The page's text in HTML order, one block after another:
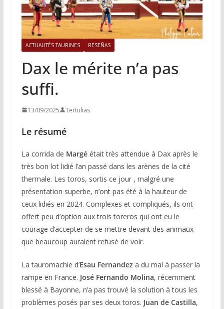
ACTUALITÉS TAURINES RESEÑAS
Dax le mérite n’a pas
suffi.
13/09/2025 Tertulias
Le résumé
La corrida de Margéétait très attendue à Dax après le
très bon lot lidié l’an passé dans les arènes de la cité
thermale. Les toros, sortis ce jour , malgré une
présentation superbe, n’ont pas été à la hauteur de
ceux lidiés en 2024. Complexes et compliqués, ils ont
offert peu d’option aux trois toreros qui ont eu le
courage d’accepter de se mettre devant des animaux
que beaucoup auraient refusé de voir.
La tauromachie d’Esau Fernandez a du mal à passer la
rampe en France. José Fernando Molina, récemment
blessé à Bayonne, n’a pas trouvé la solution à tous les
problèmes posés par ses deux toros. Juan de Castilla,